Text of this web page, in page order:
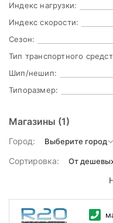
Индекс нагрузки:
Индекс скорости:
Сезон:
Тип транспортного
Шип/нешип:
Типоразмер:
Магазины (1)
Город:
Сортировка: